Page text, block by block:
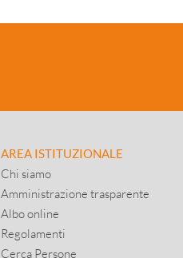
AREA ISTITUZIONALE
Chi siamo
Amministrazione trasparente
Albo online
Regolamenti
Cerca Persone